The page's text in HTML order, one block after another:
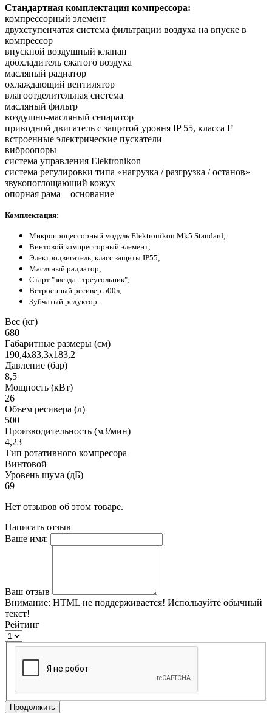
Стандартная комплектация компрессора:
компрессорный элемент
двухступенчатая система фильтрации воздуха на впуске в
компрессор
впускной воздушный клапан
доохладитель сжатого воздуха
масляный радиатор
охлаждающий вентилятор
влагоотделительная система
масляный фильтр
воздушно-масляный сепаратор
приводной двигатель с защитой уровня IP 55, класса F
встроенные электрические пускатели
виброопоры
система управления Elektronikon
система регулировки типа «нагрузка / разгрузка / останов»
звукопоглощающий кожух
опорная рама – основание
Комплектация:
Микропроцессорный модуль Elektronikon Mk5 Standard;
Винтовой компрессорный элемент;
Электродвигатель, класс защиты IP55;
Масляный радиатор;
Старт "звезда - треугольник";
Встроенный ресивер 500л;
Зубчатый редуктор.
Вес (кг)
680
Габаритные размеры (см)
190,4х83,3х183,2
Давление (бар)
8,5
Мощность (кВт)
26
Объем ресивера (л)
500
Производительность (м3/мин)
4,23
Тип ротативного компресора
Винтовой
Уровень шума (дБ)
69
Нет отзывов об этом товаре.
Написать отзыв
Ваше имя:
Ваш отзыв
Внимание: HTML не поддерживается! Используйте обычный
текст!
Рейтинг
Продолжить